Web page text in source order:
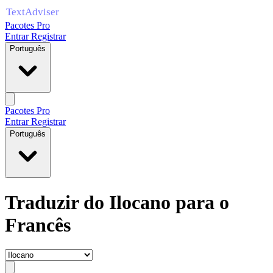
Pacotes Pro
EntrarRegistrar
Português
Pacotes Pro
EntrarRegistrar
Português
Traduzir do Ilocano para o
Francês